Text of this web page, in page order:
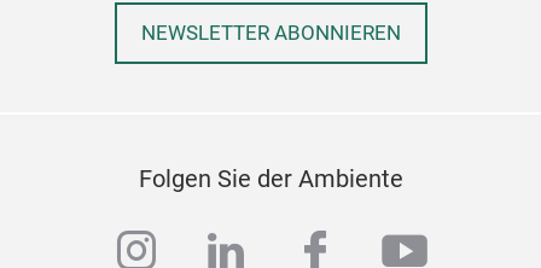
NEWSLETTER ABONNIEREN
Folgen Sie der Ambiente
instagram
linkedinfacebook